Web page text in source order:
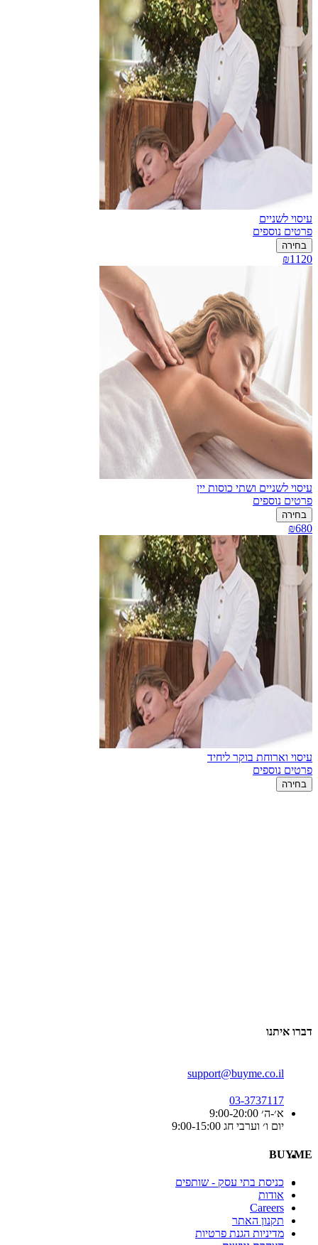
עיסוי לשניים
פרטים נוספים
בחירה
₪1120
עיסוי לשניים ושתי כוסות יין
פרטים נוספים
בחירה
₪680
עיסוי וארוחת בוקר ליחיד
פרטים נוספים
בחירה
דברו איתנו
support@buyme.co.il
03-3737117
א׳-ה׳ 9:00-20:00
יום ו׳ וערבי חג 9:00-15:00
BUYME
כניסת בתי עסק - שותפים
אודות
Careers
תקנון האתר
מדיניות הגנת פרטיות